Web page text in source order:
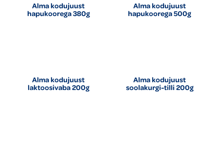
Alma kodujuust
hapukoorega 380g
Alma kodujuust
hapukoorega 500g
Alma kodujuust
laktoosivaba 200g
Alma kodujuust
soolakurgi-tilli 200g